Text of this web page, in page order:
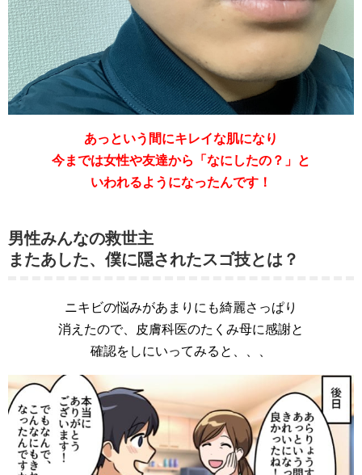
あっという間にキレイな肌になり
今までは女性や友達から「なにしたの？」と
いわれるようになったんです！
男性みんなの救世主
またあした、僕に隠されたスゴ技とは？
ニキビの悩みがあまりにも綺麗さっぱり
消えたので、皮膚科医のたくみ母に感謝と
確認をしにいってみると、、、